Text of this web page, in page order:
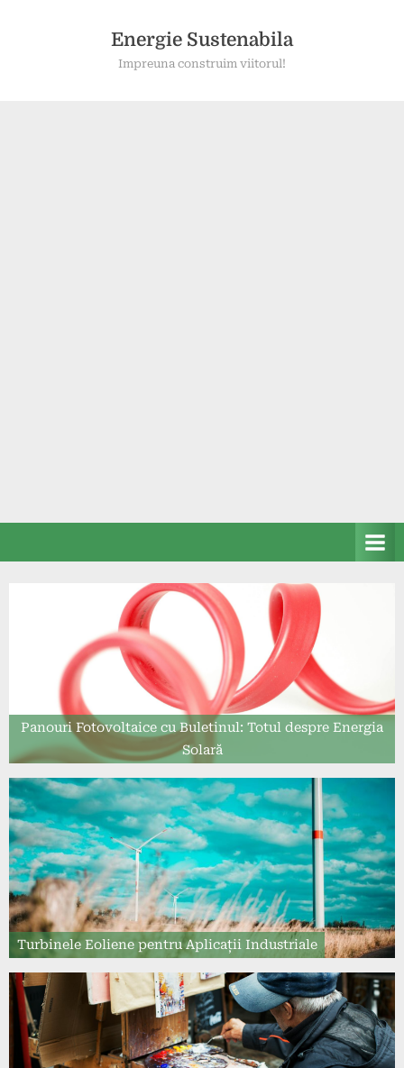
Energie Sustenabila
Impreuna construim viitorul!
Panouri Fotovoltaice cu Buletinul: Totul despre Energia
Solară
Turbinele Eoliene pentru Aplicații Industriale